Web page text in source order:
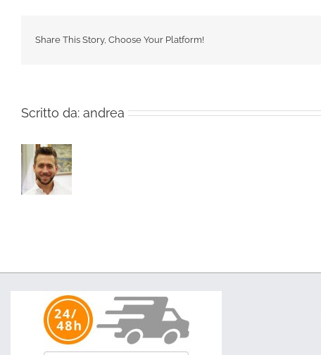
Share This Story, Choose Your Platform!
Scritto da: andrea